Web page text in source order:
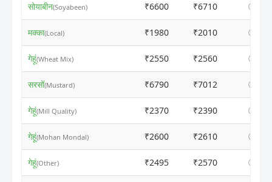
सोयाबीन(Soyabeen) ₹6600 ₹6710 ⓘ
मक्का(Local) ₹1980 ₹2010 ⓘ
गेहूं(Wheat Mix) ₹2550 ₹2560 ⓘ
सरसों(Mustard) ₹6790 ₹7012 ⓘ
गेहूं(Mill Quality) ₹2370 ₹2390 ⓘ
गेहूं(Mohan Mondal) ₹2600 ₹2610 ⓘ
गेहूं(Other) ₹2495 ₹2570 ⓘ